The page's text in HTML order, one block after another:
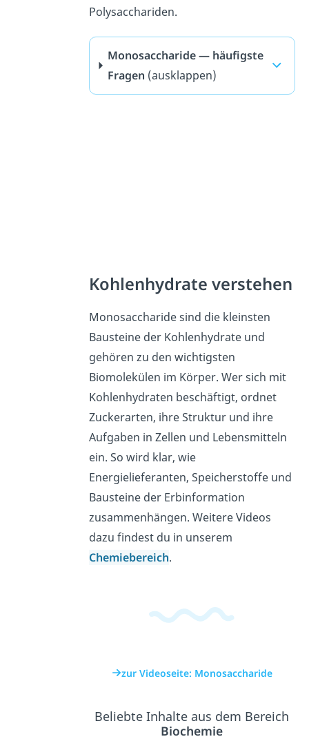
Polysacchariden.
Monosaccharide — häufigste
Fragen (ausklappen)
Kohlenhydrate verstehen
Monosaccharide sind die kleinsten
Bausteine der Kohlenhydrate und
gehören zu den wichtigsten
Biomolekülen im Körper. Wer sich mit
Kohlenhydraten beschäftigt, ordnet
Zuckerarten, ihre Struktur und ihre
Aufgaben in Zellen und Lebensmitteln
ein. So wird klar, wie
Energielieferanten, Speicherstoffe und
Bausteine der Erbinformation
zusammenhängen. Weitere Videos
dazu findest du in unserem
Chemiebereich.
zur Videoseite: Monosaccharide
Beliebte Inhalte aus dem Bereich
Biochemie